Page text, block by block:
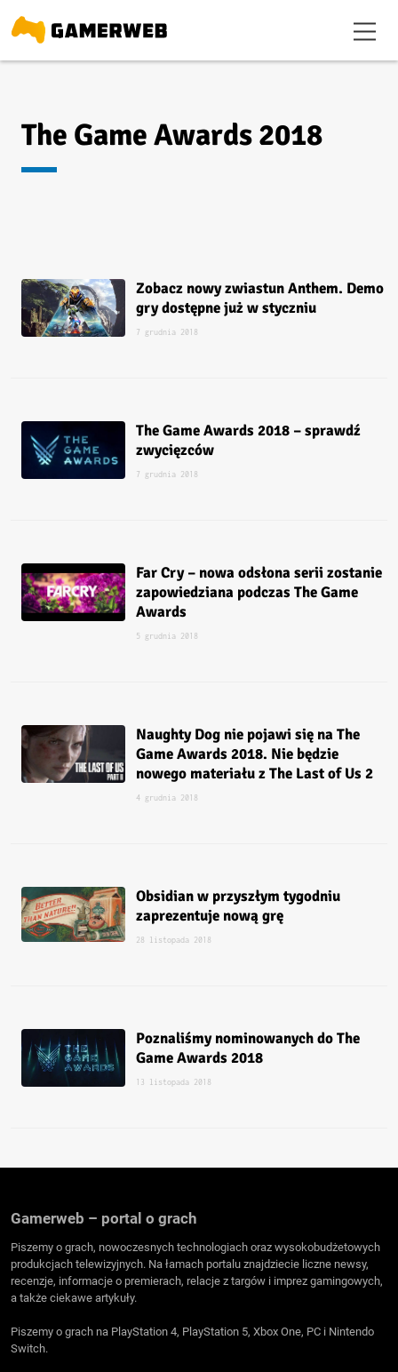
The Game Awards 2018
Zobacz nowy zwiastun Anthem. Demo
gry dostępne już w styczniu
7 grudnia 2018
The Game Awards 2018 – sprawdź
zwycięzców
7 grudnia 2018
Far Cry – nowa odsłona serii zostanie
zapowiedziana podczas The Game
Awards
5 grudnia 2018
Naughty Dog nie pojawi się na The
Game Awards 2018. Nie będzie
nowego materiału z The Last of Us 2
4 grudnia 2018
Obsidian w przyszłym tygodniu
zaprezentuje nową grę
28 listopada 2018
Poznaliśmy nominowanych do The
Game Awards 2018
13 listopada 2018
Gamerweb – portal o grach
Piszemy o grach, nowoczesnych technologiach oraz wysokobudżetowych
produkcjach telewizyjnych. Na łamach portalu znajdziecie liczne newsy,
recenzje, informacje o premierach, relacje z targów i imprez gamingowych,
a także ciekawe artykuły.
Piszemy o grach na PlayStation 4, PlayStation 5, Xbox One, PC i Nintendo
Switch.